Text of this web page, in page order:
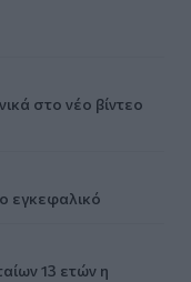
στο νέο βίντεο
εγκεφαλικό
13 ετών η